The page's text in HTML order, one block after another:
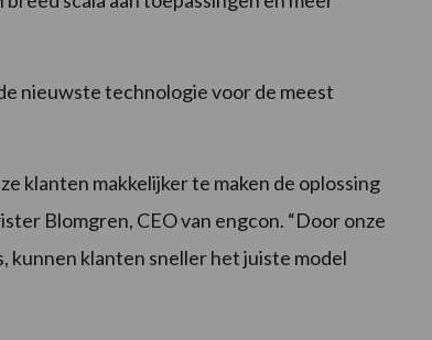
nieuwste technologie voor de meest
klanten makkelijker te maken de oplossing
Blomgren, CEO van engcon. “Door onze
kunnen klanten sneller het juiste model